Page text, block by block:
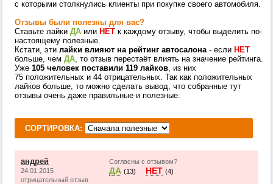
с которыми столкнулись клиенты при покупке своего автомобиля.
Отзывы были полезны для вас?
Ставьте лайки ДА или НЕТ к каждому отзыву, чтобы выделить по-
настоящему полезные.
Кстати, эти лайки влияют на рейтинг автосалона- если НЕТ
больше, чем ДА, то отзыв перестаёт влиять на значение рейтинга.
Уже 105 человек поставили 119 лайков, из них
75 положительных и 44 отрицательных. Так как положительных
лайков больше, то можно сделать вывод, что собранные тут
отзывы очень даже правильные и полезные.
СОРТИРОВКА:
андрей
24.01.2015
отрицательный отзыв
Согласны с отзывом?
ДА (13) НЕТ (4)